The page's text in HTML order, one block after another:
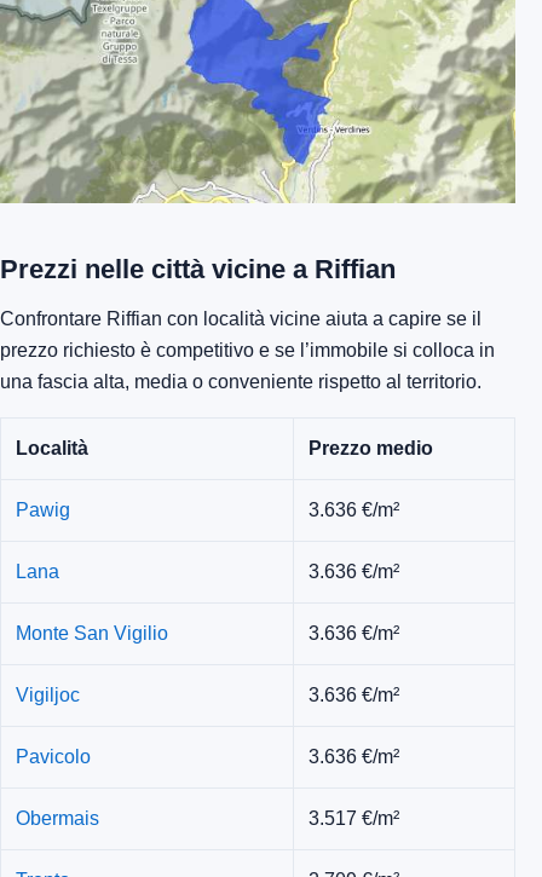
Prezzi nelle città vicine a Riffian
Confrontare Riffian con località vicine aiuta a capire se il
prezzo richiesto è competitivo e se l’immobile si colloca in
una fascia alta, media o conveniente rispetto al territorio.
Località Prezzo medio
Pawig 3.636 €/m²
Lana 3.636 €/m²
Monte San Vigilio 3.636 €/m²
Vigiljoc 3.636 €/m²
Pavicolo 3.636 €/m²
Obermais 3.517 €/m²